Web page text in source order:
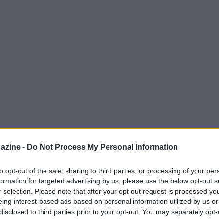
- Do Not Process My Personal Information
opt-out of the sale, sharing to third parties, or processing of your
for targeted advertising by us, please use the below opt-out
selection. Please note that after your opt-out request is processed
interest-based ads based on personal information utilized by us
to third parties prior to your opt-out. You may separately
principale promette scintille. Tra le
si preparano a dare battaglia, con
decisivi. La tensione cresce e gli
l’occasione di seguire questi incontri.